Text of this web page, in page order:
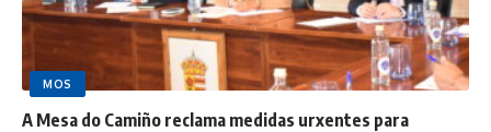
MOS
A Mesa do Camiño reclama medidas urxentes para